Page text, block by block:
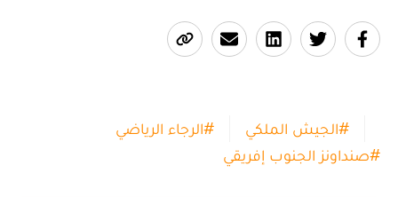
#الجيش الملكي #الرجاء الرياضي
#صنداونز الجنوب إفريقي